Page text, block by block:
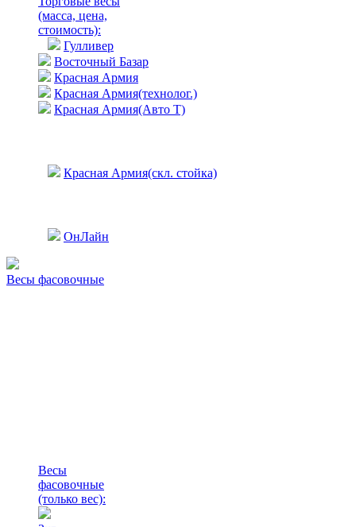
(масса, цена,
стоимость):
Гулливер
Восточный Базар
Красная Армия
Красная Армия(технолог.)
Красная Армия(Авто Т)
Красная Армия(скл. стойка)
ОнЛайн
Весы фасовочные
Весы
фасовочные
(только вес):